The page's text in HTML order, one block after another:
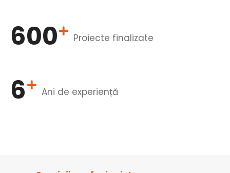
600 Proiecte finalizate
6 Ani de experiență